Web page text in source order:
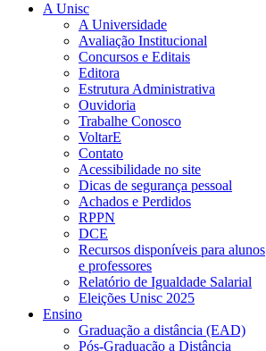
A Unisc
A Universidade
Avaliação Institucional
Concursos e Editais
Editora
Estrutura Administrativa
Ouvidoria
Trabalhe Conosco
VoltarE
Contato
Acessibilidade no site
Dicas de segurança pessoal
Achados e Perdidos
RPPN
DCE
Recursos disponíveis para alunos
e professores
Relatório de Igualdade Salarial
Eleições Unisc 2025
Ensino
Graduação a distância (EAD)
Pós-Graduação a Distância